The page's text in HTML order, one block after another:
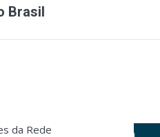
Brasil
da Rede